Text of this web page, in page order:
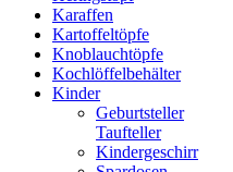
Karaffen
Kartoffeltöpfe
Knoblauchtöpfe
Kochlöffelbehälter
Kinder
Geburtsteller
Taufteller
Kindergeschirr